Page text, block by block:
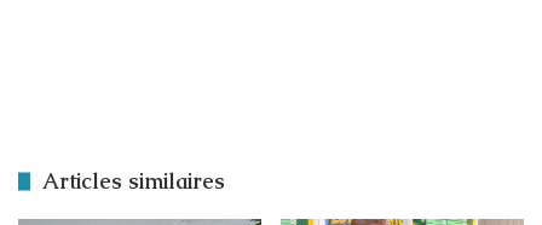
Articles similaires